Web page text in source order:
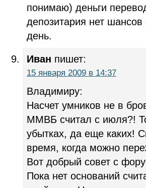
понимаю) деньги
депозитария нет
день.
Иван пишет:
15 января 2009 в 14:37
Владимиру:
Насчет умников не в
ММВБ считал с июля?!
убытках, да еще каких!
время, когда можно
Вот добрый совет с
Пока нет оснований